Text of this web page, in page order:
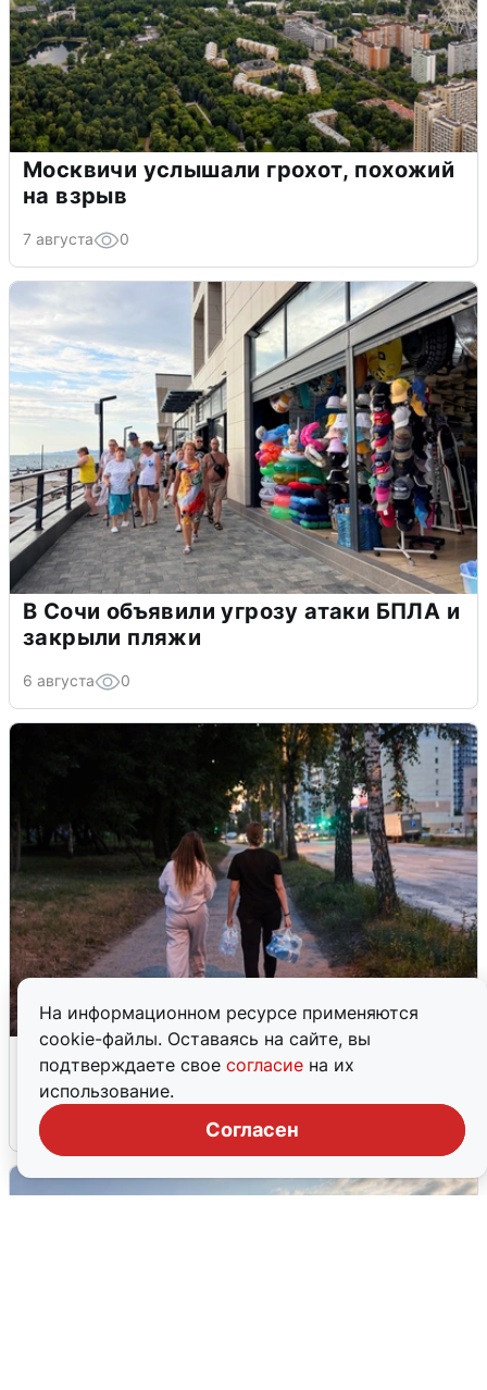
На информационном ресурсе применяются
cookie-файлы. Оставаясь на сайте, вы
подтверждаете свое согласие на их
использование.
Согласен
Москвичи услышали грохот, похожий
на взрыв
7 августа 0
В Сочи объявили угрозу атаки БПЛА и
закрыли пляжи
6 августа 0
Опубликована карта отключений
воды в Воронеже
6 августа